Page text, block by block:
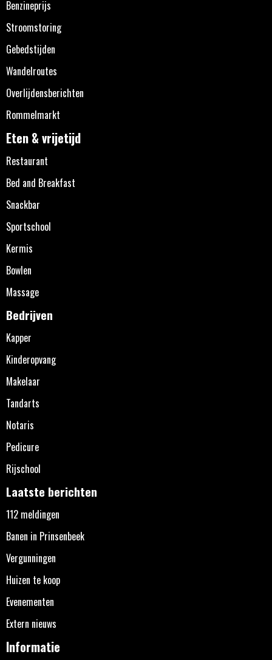
Benzineprijs
Stroomstoring
Gebedstijden
Wandelroutes
Overlijdensberichten
Rommelmarkt
Eten & vrijetijd
Restaurant
Bed and Breakfast
Snackbar
Sportschool
Kermis
Bowlen
Massage
Bedrijven
Kapper
Kinderopvang
Makelaar
Tandarts
Notaris
Pedicure
Rijschool
Laatste berichten
112 meldingen
Banen in Prinsenbeek
Vergunningen
Huizen te koop
Evenementen
Extern nieuws
Informatie